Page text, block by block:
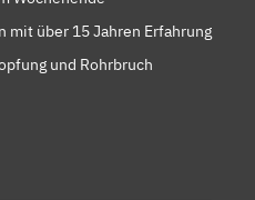
mit über 15 Jahren Erfahrung
und Rohrbruch